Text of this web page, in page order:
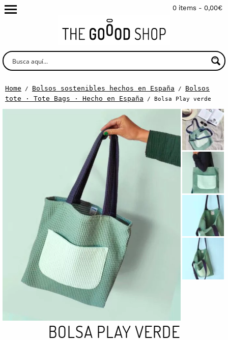
0 items - 0,00€
Home / Bolsos sostenibles hechos en España / Bolsos
tote · Tote Bags · Hecho en España / Bolsa Play verde
BOLSA PLAY VERDE